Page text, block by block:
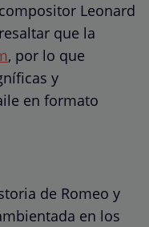
Leonard
que la
, por lo que
y
en formato
de Romeo y
en los